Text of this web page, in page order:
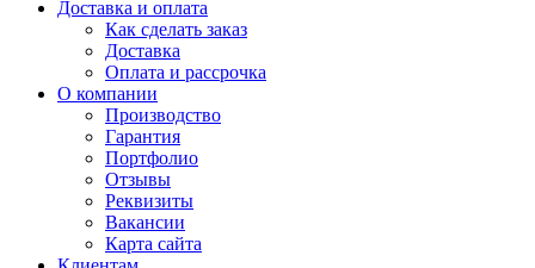
Доставка и оплата
Как сделать заказ
Доставка
Оплата и рассрочка
О компании
Производство
Гарантия
Портфолио
Отзывы
Реквизиты
Вакансии
Карта сайта